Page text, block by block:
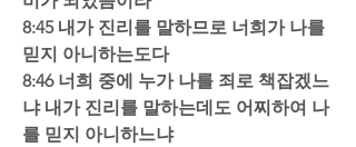
8:45 내가 진리를 말하므로 너희가 나를
믿지 아니하는도다
8:46 너희 중에 누가 나를 죄로 책잡겠느
냐 내가 진리를 말하는데도 어찌하여 나
를 믿지 아니하느냐